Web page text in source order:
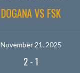
DOGANA VS FSK
November 21, 2025
2 -1